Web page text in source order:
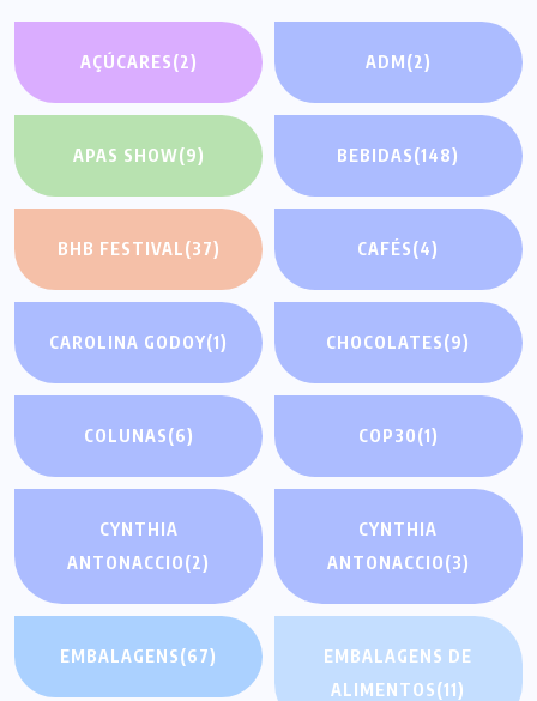
AÇÚCARES(2) ADM(2)
APAS SHOW(9) BEBIDAS(148)
BHB FESTIVAL(37) CAFÉS(4)
CAROLINA GODOY(1) CHOCOLATES(9)
COLUNAS(6) COP30(1)
CYNTHIA
ANTONACCIO(2)
CYNTHIA
ANTONACCIO(3)
EMBALAGENS(67)
EMBALAGENS DE
ALIMENTOS(11)